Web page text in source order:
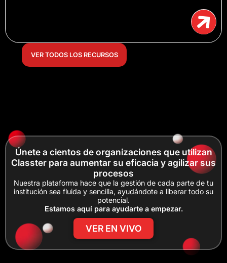
VER TODOS LOS RECURSOS
Únete a cientos de organizaciones que utilizan
Classter para aumentar su eficacia y agilizar sus
procesos
Nuestra plataforma hace que la gestión de cada parte de tu
institución sea fluida y sencilla, ayudándote a liberar todo su
potencial.
Estamos aquí para ayudarte a empezar.
VER EN VIVO